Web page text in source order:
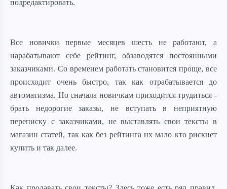
подредактировать.
Все новички первые месяцев шесть не работают, а
нарабатывают себе рейтинг, обзаводятся постоянными
заказчиками. Со временем работать становится проще, все
происходит очень быстро, так как отрабатывается до
автоматизма. Но сначала новичкам приходится трудиться -
брать недорогие заказы, не вступать в неприятную
переписку с заказчиками, не выставлять свои тексты в
магазин статей, так как без рейтинга их мало кто рискнет
купить и так далее.